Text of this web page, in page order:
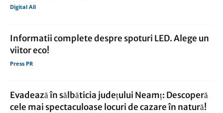
Digital All
Informatii complete despre spoturi LED. Alege un
viitor eco!
Press PR
Evadează în sălbăticia județului Neamț: Descoperă
cele mai spectaculoase locuri de cazare în natură!